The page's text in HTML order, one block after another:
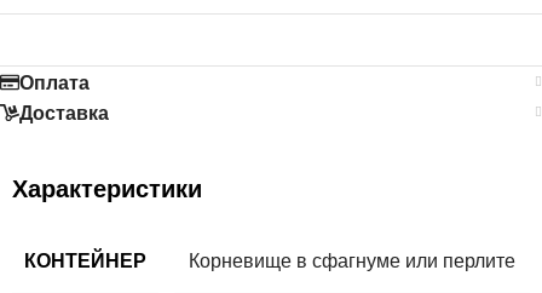
Оплата
Доставка
Характеристики
КОНТЕЙНЕР Корневище в сфагнуме или перлите